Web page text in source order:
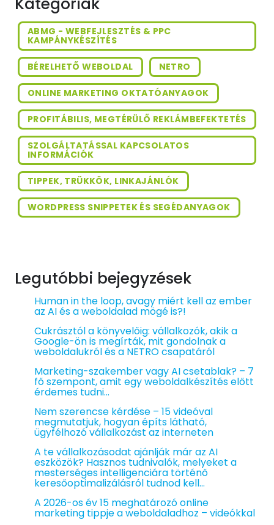
ABMG - WEBFEJLESZTÉS & PPC
KAMPÁNYKÉSZÍTÉS
BÉRELHETŐ WEBOLDAL NETRO
ONLINE MARKETING OKTATÓANYAGOK
PROFITÁBILIS, MEGTÉRÜLŐ REKLÁMBEFEKTETÉS
SZOLGÁLTATÁSSAL KAPCSOLATOS
INFORMÁCIÓK
TIPPEK, TRÜKKÖK, LINKAJÁNLÓK
WORDPRESS SNIPPETEK ÉS SEGÉDANYAGOK
Legutóbbi bejegyzések
Human in the loop, avagy miért kell az ember
az AI és a weboldalad mögé is?!
Cukrásztól a könyvelőig: vállalkozók, akik a
Google-ön is megírták, mit gondolnak a
weboldalukról és a NETRO csapatáról
Marketing-szakember vagy AI csetablak? – 7
fő szempont, amit egy weboldalkészítés előtt
érdemes tudni…
Nem szerencse kérdése – 15 videóval
megmutatjuk, hogyan építs látható,
ügyfélhozó vállalkozást az interneten
A te vállalkozásodat ajánlják már az AI
eszközök? Hasznos tudnivalók, melyeket a
mesterséges intelligenciára történő
keresőoptimalizálásról tudnod kell…
A 2026-os év 15 meghatározó online
marketing tippje a weboldaladhoz – videókkal